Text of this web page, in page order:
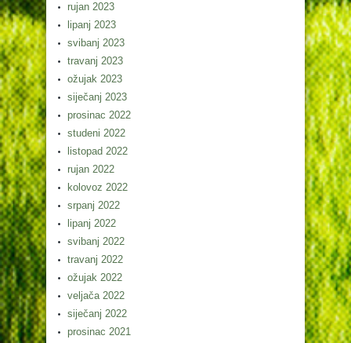
rujan 2023
lipanj 2023
svibanj 2023
travanj 2023
ožujak 2023
siječanj 2023
prosinac 2022
studeni 2022
listopad 2022
rujan 2022
kolovoz 2022
srpanj 2022
lipanj 2022
svibanj 2022
travanj 2022
ožujak 2022
veljača 2022
siječanj 2022
prosinac 2021